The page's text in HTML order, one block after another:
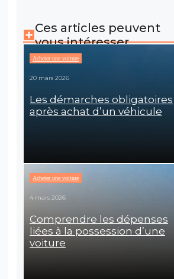
Ces articles peuvent
vous intéresser
Acheter une voiture
20 mars 2026
Les démarches obligatoires
après achat d’un véhicule
Acheter une voiture
4 mars 2026
Comprendre les dépenses
liées à la possession d’une
voiture